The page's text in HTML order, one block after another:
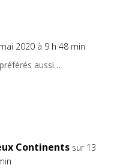
2020 à 9 h 48 min
aussi…
Continents sur 13